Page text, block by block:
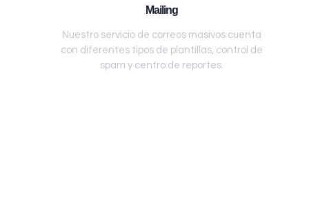
Mailing
Nuestro servicio de correos masivos cuenta
con diferentes tipos de plantillas, control de
spam y centro de reportes.